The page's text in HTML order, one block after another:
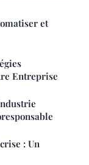
et
Entreprise
: Un